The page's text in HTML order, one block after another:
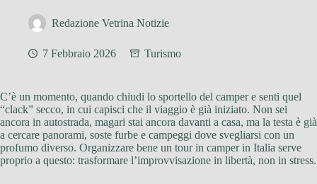
Redazione Vetrina Notizie
7 Febbraio 2026 Turismo
C’è un momento, quando chiudi lo sportello del camper e senti quel
“clack” secco, in cui capisci che il viaggio è già iniziato. Non sei
ancora in autostrada, magari stai ancora davanti a casa, ma la testa è già
a cercare panorami, soste furbe e campeggi dove svegliarsi con un
profumo diverso. Organizzare bene un tour in camper in Italia serve
proprio a questo: trasformare l’improvvisazione in libertà, non in stress.